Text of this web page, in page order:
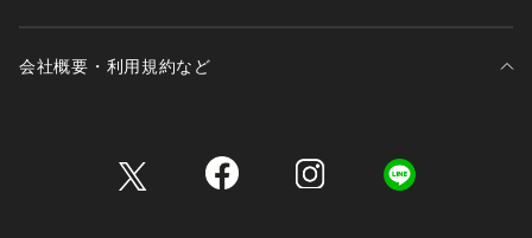
会社概要・利用規約など